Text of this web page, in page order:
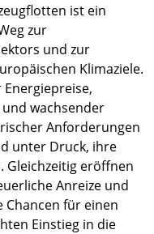
ist ein
zur
und zur
Klimaziele.
wachsender
Anforderungen
unter Druck, ihre
Gleichzeitig eröffnen
Anreize und
für einen
Einstieg in die